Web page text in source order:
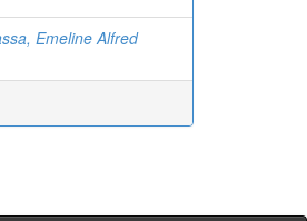
Emeline Alfred